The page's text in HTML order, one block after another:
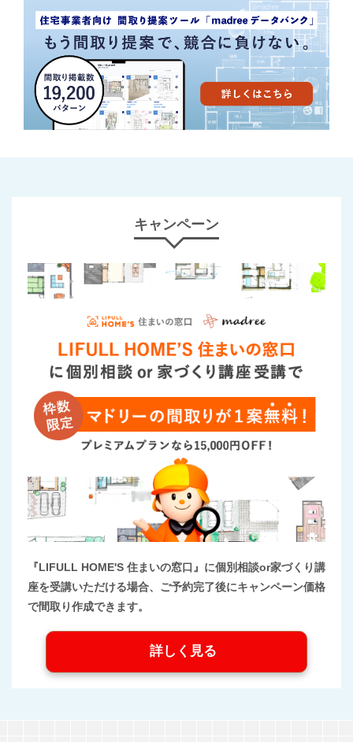
キャンペーン
『LIFULL HOME'S 住まいの窓口』に個別相談or家づくり講
座を受講いただける場合、ご予約完了後にキャンペーン価格
で間取り作成できます。
詳しく見る